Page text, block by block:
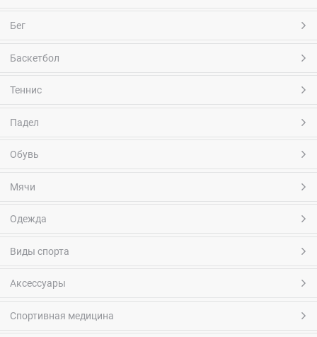
Бег
Баскетбол
Теннис
Падел
Обувь
Мячи
Одежда
Виды спорта
Аксессуары
Спортивная медицина